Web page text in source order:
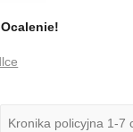
Kronika policyjna 1-7